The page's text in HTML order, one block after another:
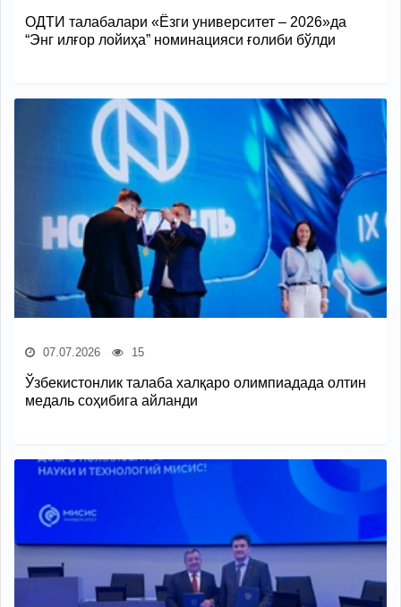
ОДТИ талабалари «Ёзги университет – 2026»да
“Энг илғор лойиҳа” номинацияси ғолиби бўлди
07.07.2026 15
Ўзбекистонлик талаба халқаро олимпиадада олтин
медаль соҳибига айланди